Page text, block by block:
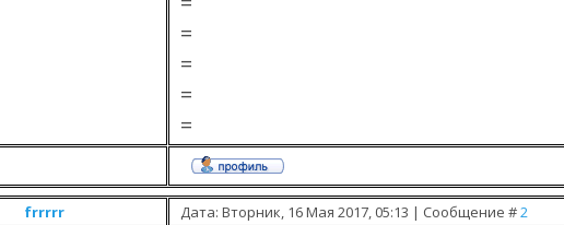
=
=
=
=
frrrrr Дата: Вторник, 16 Мая 2017, 05:13 | Сообщение #2